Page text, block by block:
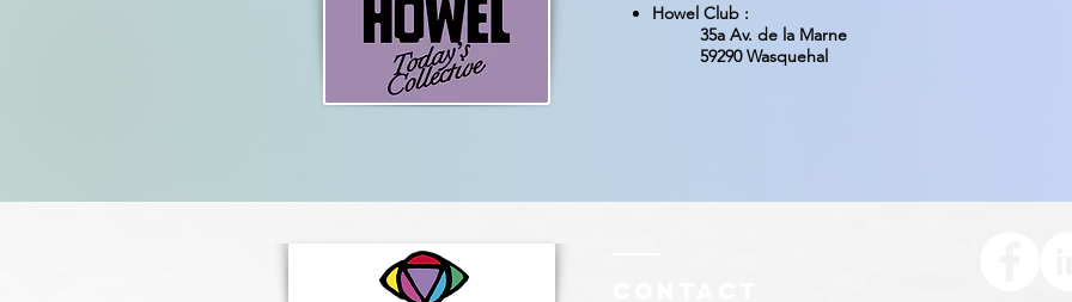
Howel Club :
35a Av. de la Marne
59290 Wasquehal